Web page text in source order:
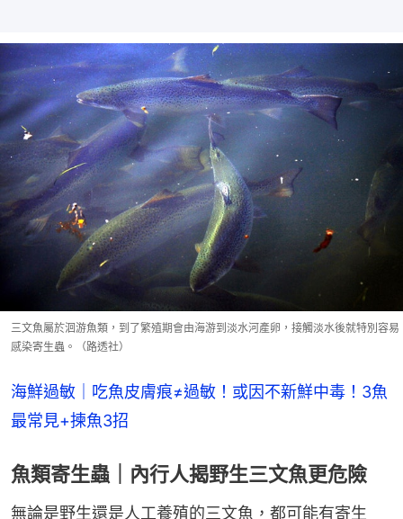
三文魚屬於洄游魚類，到了繁殖期會由海游到淡水河產卵，接觸淡水後就特別容易
感染寄生蟲。（路透社）
海鮮過敏｜吃魚皮膚痕≠過敏！或因不新鮮中毒！3魚
最常見+揀魚3招
魚類寄生蟲｜內行人揭野生三文魚更危險
無論是野生還是人工養殖的三文魚，都可能有寄生